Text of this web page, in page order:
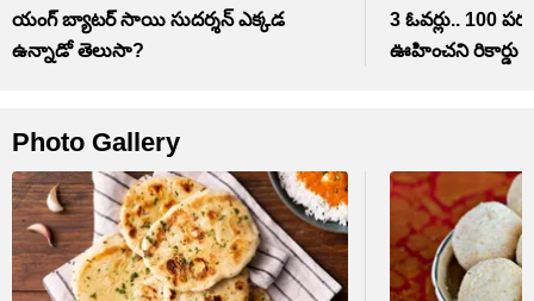
యంగ్ బ్యాటర్ సాయి సుదర్శన్ ఎక్కడ
ఉన్నాడో తెలుసా?
3 ఓవర్లు.. 100
ఊహించని రికార్డు
Photo Gallery